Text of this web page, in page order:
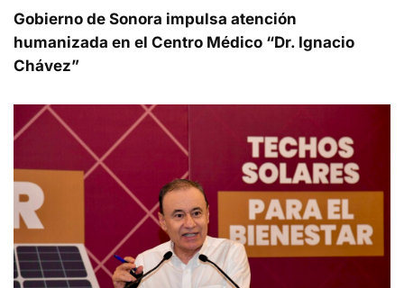
Gobierno de Sonora impulsa atención
humanizada en el Centro Médico “Dr. Ignacio
Chávez”